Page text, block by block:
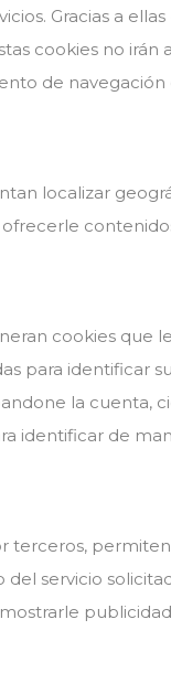
Gracias a
cookies no
de navegación
localizar
cookies
para identificar
la cuenta,
identificar de
terceros,
servicio